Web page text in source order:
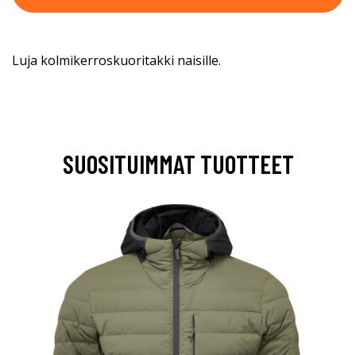
Luja kolmikerroskuoritakki naisille.
SUOSITUIMMAT TUOTTEET